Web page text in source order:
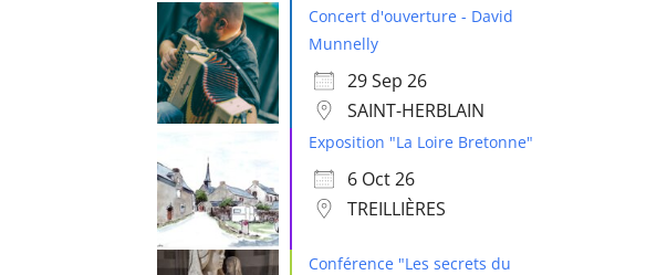
Concert d'ouverture - David
Munnelly
29 Sep 26
SAINT-HERBLAIN
Exposition "La Loire Bretonne"
6 Oct 26
TREILLIÈRES
Conférence "Les secrets du